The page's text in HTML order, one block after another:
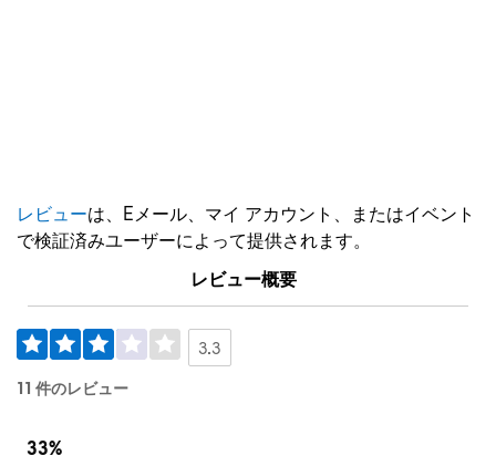
レビューは、Eメール、マイ アカウント、またはイベント
で検証済みユーザーによって提供されます。
レビュー概要
3.3
11 件のレビュー
33%